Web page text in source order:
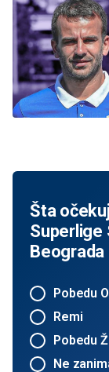
Šta
Superlige
Beograda
Pobedu
Remi
Pobedu
Ne